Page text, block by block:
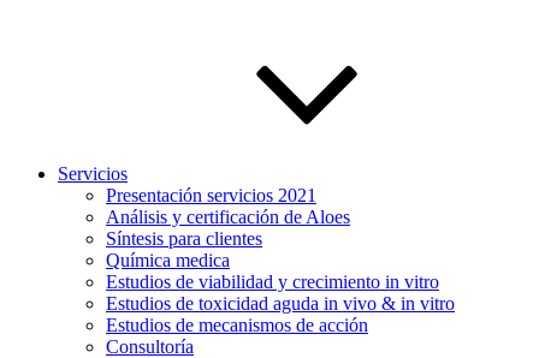
Servicios
Presentación servicios 2021
Análisis y certificación de Aloes
Síntesis para clientes
Química medica
Estudios de viabilidad y crecimiento in vitro
Estudios de toxicidad aguda in vivo & in vitro
Estudios de mecanismos de acción
Consultoría